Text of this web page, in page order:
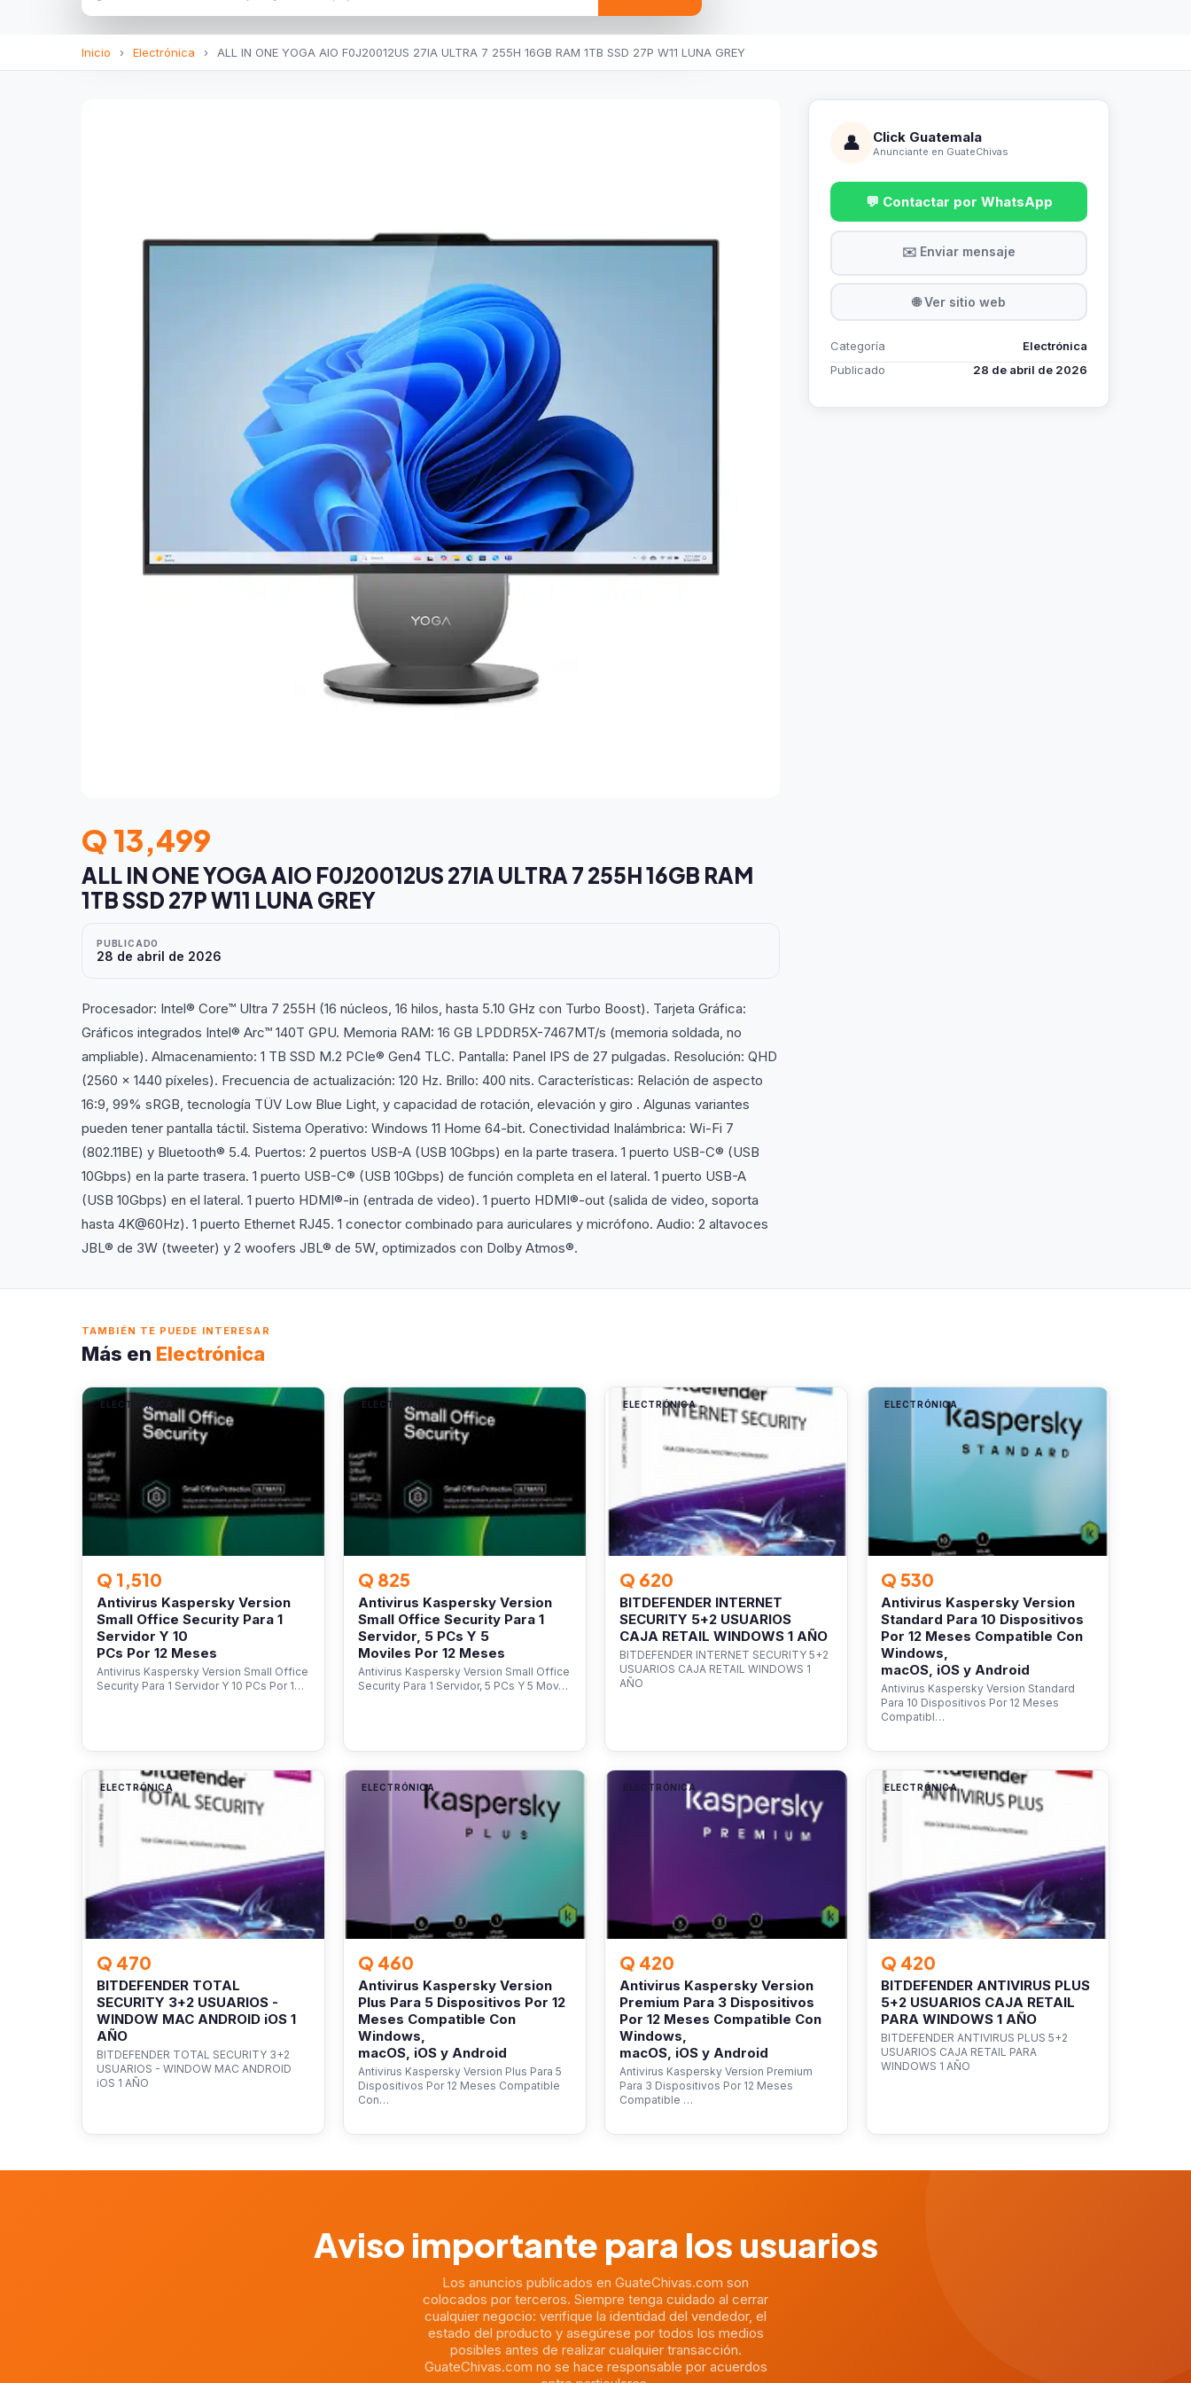
Inicio › Electrónica › ALL IN ONE YOGA AIO F0J20012US 27IA ULTRA 7 255H 16GB RAM 1TB SSD 27P W11 LUNA GREY
Q 13,499
ALL IN ONE YOGA AIO F0J20012US 27IA ULTRA 7 255H 16GB RAM
1TB SSD 27P W11 LUNA GREY
PUBLICADO
28 de abril de 2026
Procesador: Intel® Core™ Ultra 7 255H (16 núcleos, 16 hilos, hasta 5.10 GHz con Turbo Boost). Tarjeta Gráfica:
Gráficos integrados Intel® Arc™ 140T GPU. Memoria RAM: 16 GB LPDDR5X-7467MT/s (memoria soldada, no
ampliable). Almacenamiento: 1 TB SSD M.2 PCIe® Gen4 TLC. Pantalla: Panel IPS de 27 pulgadas. Resolución: QHD
(2560 x 1440 píxeles). Frecuencia de actualización: 120 Hz. Brillo: 400 nits. Características: Relación de aspecto
16:9, 99% sRGB, tecnología TÜV Low Blue Light, y capacidad de rotación, elevación y giro . Algunas variantes
pueden tener pantalla táctil. Sistema Operativo: Windows 11 Home 64-bit. Conectividad Inalámbrica: Wi-Fi 7
(802.11BE) y Bluetooth® 5.4. Puertos: 2 puertos USB-A (USB 10Gbps) en la parte trasera. 1 puerto USB-C® (USB
10Gbps) en la parte trasera. 1 puerto USB-C® (USB 10Gbps) de función completa en el lateral. 1 puerto USB-A
(USB 10Gbps) en el lateral. 1 puerto HDMI®-in (entrada de video). 1 puerto HDMI®-out (salida de video, soporta
hasta 4K@60Hz). 1 puerto Ethernet RJ45. 1 conector combinado para auriculares y micrófono. Audio: 2 altavoces
JBL® de 3W (tweeter) y 2 woofers JBL® de 5W, optimizados con Dolby Atmos®.
👤 Click Guatemala
Anunciante en GuateChivas
💬 Contactar por WhatsApp
✉️ Enviar mensaje
🌐 Ver sitio web
Categoría
Electrónica
Publicado
28 de abril de 2026
TAMBIÉN TE PUEDE INTERESAR
Más en Electrónica
ELECTRÓNICA
Q 1,510
Antivirus Kaspersky Version
Small Office Security Para 1
Servidor Y 10
PCs Por 12 Meses
Antivirus Kaspersky Version Small Office
Security Para 1 Servidor Y 10 PCs Por 1…
ELECTRÓNICA
Q 825
Antivirus Kaspersky Version
Small Office Security Para 1
Servidor, 5 PCs Y 5
Moviles Por 12 Meses
Antivirus Kaspersky Version Small Office
Security Para 1 Servidor, 5 PCs Y 5 Mov…
ELECTRÓNICA
Q 620
BITDEFENDER INTERNET
SECURITY 5+2 USUARIOS
CAJA RETAIL WINDOWS 1 AÑO
BITDEFENDER INTERNET SECURITY 5+2
USUARIOS CAJA RETAIL WINDOWS 1
AÑO
ELECTRÓNICA
Q 530
Antivirus Kaspersky Version
Standard Para 10 Dispositivos
Por 12 Meses Compatible Con
Windows,
macOS, iOS y Android
Antivirus Kaspersky Version Standard
Para 10 Dispositivos Por 12 Meses
Compatibl…
ELECTRÓNICA
Q 470
BITDEFENDER TOTAL
SECURITY 3+2 USUARIOS -
WINDOW MAC ANDROID iOS 1
AÑO
BITDEFENDER TOTAL SECURITY 3+2
USUARIOS - WINDOW MAC ANDROID
iOS 1 AÑO
ELECTRÓNICA
Q 460
Antivirus Kaspersky Version
Plus Para 5 Dispositivos Por 12
Meses Compatible Con
Windows,
macOS, iOS y Android
Antivirus Kaspersky Version Plus Para 5
Dispositivos Por 12 Meses Compatible
Con…
ELECTRÓNICA
Q 420
Antivirus Kaspersky Version
Premium Para 3 Dispositivos
Por 12 Meses Compatible Con
Windows,
macOS, iOS y Android
Antivirus Kaspersky Version Premium
Para 3 Dispositivos Por 12 Meses
Compatible …
ELECTRÓNICA
Q 420
BITDEFENDER ANTIVIRUS PLUS
5+2 USUARIOS CAJA RETAIL
PARA WINDOWS 1 AÑO
BITDEFENDER ANTIVIRUS PLUS 5+2
USUARIOS CAJA RETAIL PARA
WINDOWS 1 AÑO
Aviso importante para los usuarios
Los anuncios publicados en GuateChivas.com son
colocados por terceros. Siempre tenga cuidado al cerrar
cualquier negocio: verifique la identidad del vendedor, el
estado del producto y asegúrese por todos los medios
posibles antes de realizar cualquier transacción.
GuateChivas.com no se hace responsable por acuerdos